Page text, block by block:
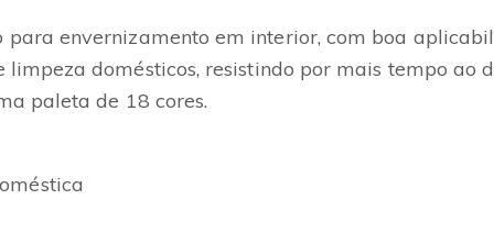
envernizamento em interior, com boa
domésticos, resistindo por mais tempo
paleta de 18 cores.